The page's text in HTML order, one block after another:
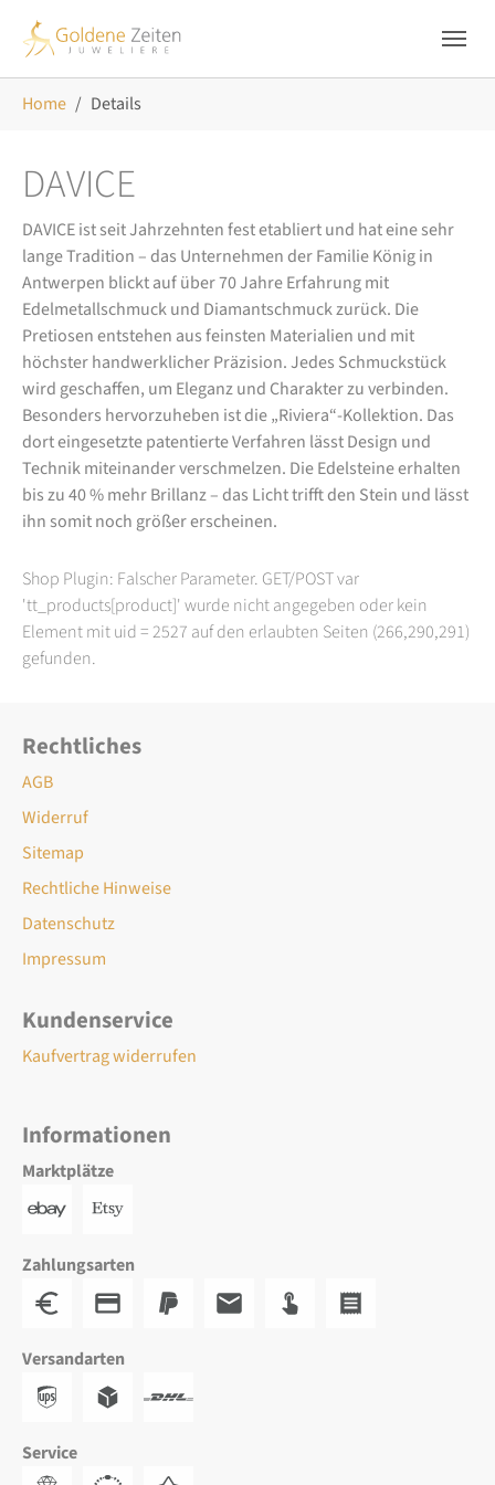
Home Details
DAVICE
DAVICE ist seit Jahrzehnten fest etabliert und hat eine sehr
lange Tradition – das Unternehmen der Familie König in
Antwerpen blickt auf über 70 Jahre Erfahrung mit
Edelmetallschmuck und Diamantschmuck zurück. Die
Pretiosen entstehen aus feinsten Materialien und mit
höchster handwerklicher Präzision. Jedes Schmuckstück
wird geschaffen, um Eleganz und Charakter zu verbinden.
Besonders hervorzuheben ist die „Riviera“-Kollektion. Das
dort eingesetzte patentierte Verfahren lässt Design und
Technik miteinander verschmelzen. Die Edelsteine erhalten
bis zu 40 % mehr Brillanz – das Licht trifft den Stein und lässt
ihn somit noch größer erscheinen.
Shop Plugin: Falscher Parameter. GET/POST var
'tt_products[product]' wurde nicht angegeben oder kein
Element mit uid = 2527 auf den erlaubten Seiten (266,290,291)
gefunden.
Rechtliches
AGB
Widerruf
Sitemap
Rechtliche Hinweise
Datenschutz
Impressum
Kundenservice
Kaufvertrag widerrufen
Informationen
Marktplätze
Zahlungsarten
Versandarten
Service